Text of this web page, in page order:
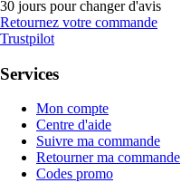
30 jours pour changer d'avis
Retournez votre commande
Trustpilot
Services
Mon compte
Centre d'aide
Suivre ma commande
Retourner ma commande
Codes promo